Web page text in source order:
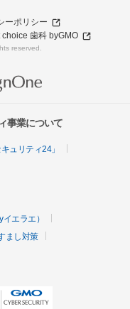
ーポリシー
choice 歯科 byGMO
reserved.
事業について
ュリティ24」
エラエ）
まし対策